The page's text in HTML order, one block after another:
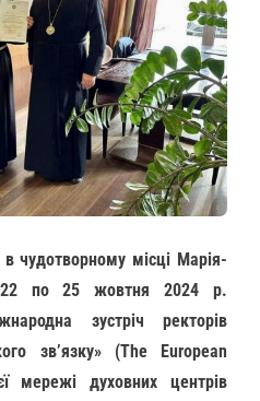
чудотворному місці Марія-
22 по 25 жовтня 2024 р.
зустріч ректорів
зв’язку» (The European
мережі духовних центрів